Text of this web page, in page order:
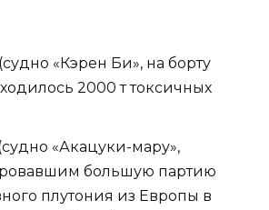
«Кэрен Би», на борту
2000 т токсичных
«Акацуки-мару»,
большую партию
плутония из Европы в